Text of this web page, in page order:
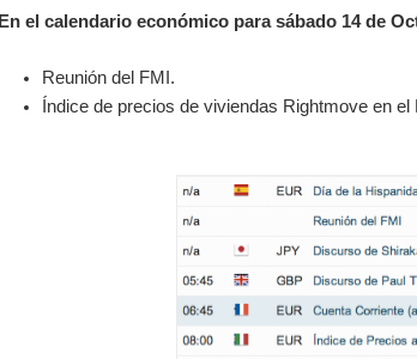
En el calendario económico para sábado 14 de
Reunión del FMI.
Índice de precios de viviendas Rightmove en el